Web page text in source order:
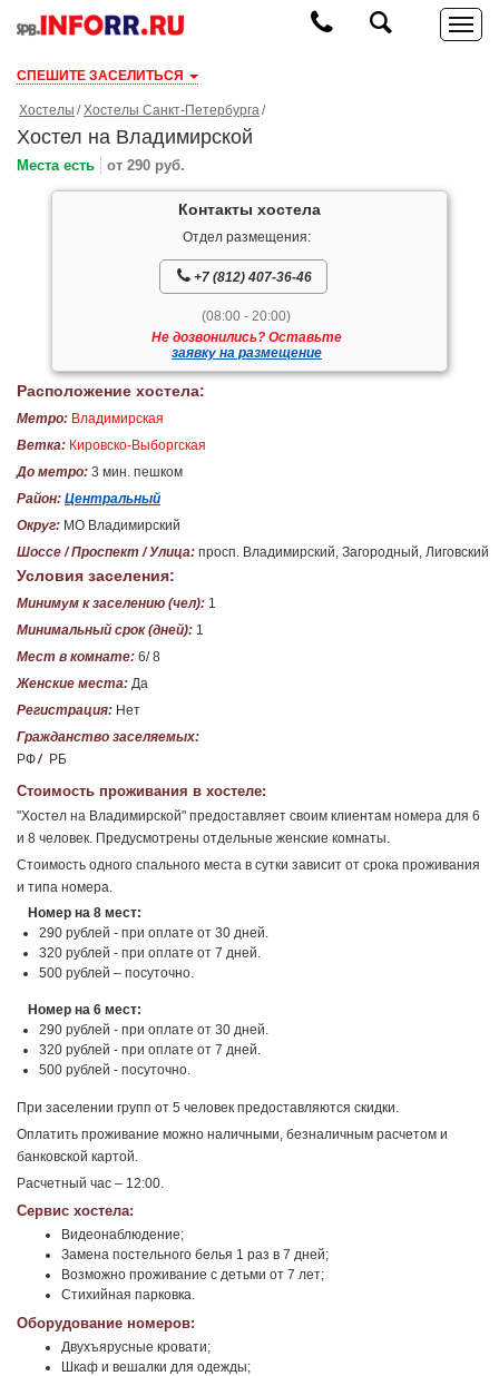
СПЕШИТЕ ЗАСЕЛИТЬСЯ
Хостелы Хостелы Санкт-Петербурга
Хостел на Владимирской
Места есть от 290 руб.
Контакты хостела
Отдел размещения:
+7 (812) 407-36-46
(08:00 - 20:00)
Не дозвонились? Оставьте
заявку на размещение
Расположение хостела:
Метро: Владимирская
Ветка: Кировско-Выборгская
До метро: 3 мин. пешком
Район: Центральный
Округ: МО Владимирский
Шоссе / Проспект / Улица: просп. Владимирский, Загородный, Лиговский
Условия заселения:
Минимум к заселению (чел): 1
Минимальный срок (дней): 1
Мест в комнате: 6/ 8
Женские места: Да
Регистрация: Нет
Гражданство заселяемых:
РФ/ РБ
Стоимость проживания в хостеле:
"Хостел на Владимирской" предоставляет своим клиентам номера для 6
и 8 человек. Предусмотрены отдельные женские комнаты.
Стоимость одного спального места в сутки зависит от срока проживания
и типа номера.
Номер на 8 мест:
290 рублей - при оплате от 30 дней.
320 рублей - при оплате от 7 дней.
500 рублей – посуточно.
Номер на 6 мест:
290 рублей - при оплате от 30 дней.
320 рублей - при оплате от 7 дней.
500 рублей - посуточно.
При заселении групп от 5 человек предоставляются скидки.
Оплатить проживание можно наличными, безналичным расчетом и
банковской картой.
Расчетный час – 12:00.
Сервис хостела:
Видеонаблюдение;
Замена постельного белья 1 раз в 7 дней;
Возможно проживание с детьми от 7 лет;
Стихийная парковка.
Оборудование номеров:
Двухъярусные кровати;
Шкаф и вешалки для одежды;